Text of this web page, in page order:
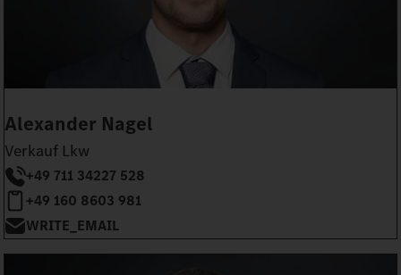
Alexander Nagel
Verkauf Lkw
+49 711 34227 528
+49 160 8603 981
WRITE_EMAIL